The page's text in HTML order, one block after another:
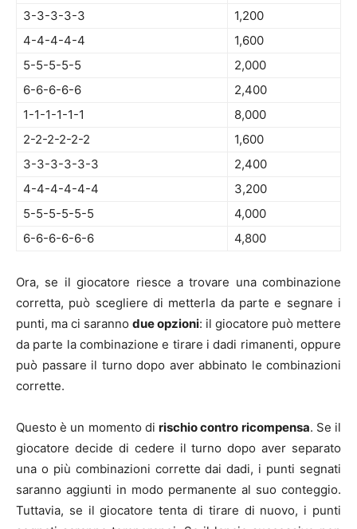
3-3-3-3-3
1,200
4-4-4-4-4
1,600
5-5-5-5-5
2,000
6-6-6-6-6
2,400
1-1-1-1-1-1
8,000
2-2-2-2-2-2
1,600
3-3-3-3-3-3
2,400
4-4-4-4-4-4
3,200
5-5-5-5-5-5
4,000
6-6-6-6-6-6
4,800
Ora, se il giocatore riesce a trovare una combinazione
corretta, può scegliere di metterla da parte e segnare i
punti, ma ci saranno due opzioni: il giocatore può mettere
da parte la combinazione e tirare i dadi rimanenti, oppure
può passare il turno dopo aver abbinato le combinazioni
corrette.
Questo è un momento dirischio contro ricompensa. Se il
giocatore decide di cedere il turno dopo aver separato
una o più combinazioni corrette dai dadi, i punti segnati
saranno aggiunti in modo permanente al suo conteggio.
Tuttavia, se il giocatore tenta di tirare di nuovo, i punti